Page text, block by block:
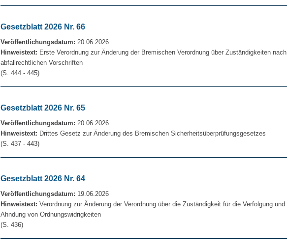
Gesetzblatt 2026 Nr. 66
Veröffentlichungsdatum: 20.06.2026
Hinweistext: Erste Verordnung zur Änderung der Bremischen Verordnung über Zuständigkeiten nach
abfallrechtlichen Vorschriften
(S. 444 - 445)
Gesetzblatt 2026 Nr. 65
Veröffentlichungsdatum: 20.06.2026
Hinweistext: Drittes Gesetz zur Änderung des Bremischen Sicherheitsüberprüfungsgesetzes
(S. 437 - 443)
Gesetzblatt 2026 Nr. 64
Veröffentlichungsdatum: 19.06.2026
Hinweistext: Verordnung zur Änderung der Verordnung über die Zuständigkeit für die Verfolgung und
Ahndung von Ordnungswidrigkeiten
(S. 436)